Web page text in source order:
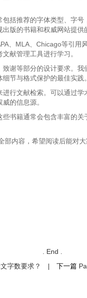
括推荐的字体类型、字
版的书籍和权威网站提供
、MLA、Chicago等引
献管理工具进行学习。
谢等部分的设计要求。
节与格式保护的最佳实践。
行文献检索。可以通过
的信息源。
书籍通常会包含丰富的
部内容，希望阅读后能对
. End .
字数要求？ | 下一篇